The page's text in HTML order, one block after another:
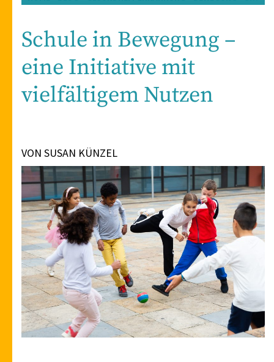
Schule in Bewegung –
eine Initiative mit
vielfältigem Nutzen
VON SUSAN KÜNZEL